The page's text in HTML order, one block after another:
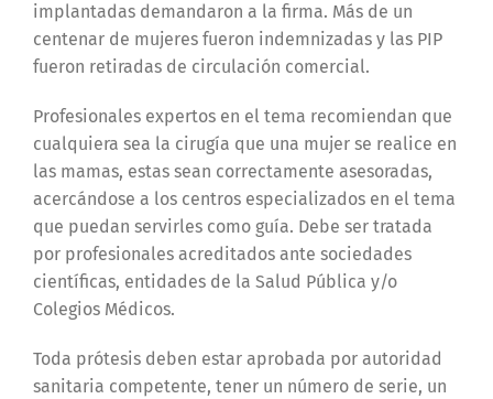
implantadas demandaron a la firma. Más de un
centenar de mujeres fueron indemnizadas y las PIP
fueron retiradas de circulación comercial.
Profesionales expertos en el tema recomiendan que
cualquiera sea la cirugía que una mujer se realice en
las mamas, estas sean correctamente asesoradas,
acercándose a los centros especializados en el tema
que puedan servirles como guía. Debe ser tratada
por profesionales acreditados ante sociedades
científicas, entidades de la Salud Pública y/o
Colegios Médicos.
Toda prótesis deben estar aprobada por autoridad
sanitaria competente, tener un número de serie, un